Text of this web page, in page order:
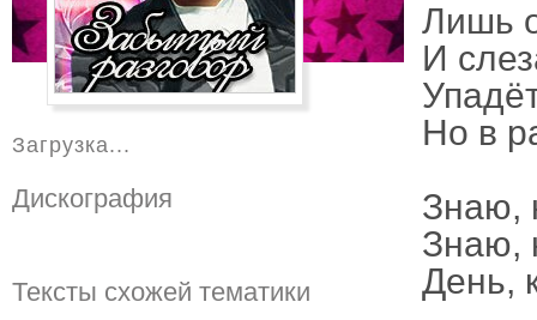
Лишь
И
Но в
Знаю,
Знаю,
День,
Загрузка...
Дискография
Тексты схожей тематики